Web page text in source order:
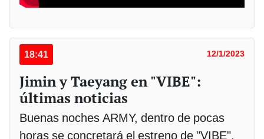
18:41 12/1/2023
Jimin y Taeyang en "VIBE":
últimas noticias
Buenas noches ARMY, dentro de pocas
horas se concretará el estreno de "VIBE".